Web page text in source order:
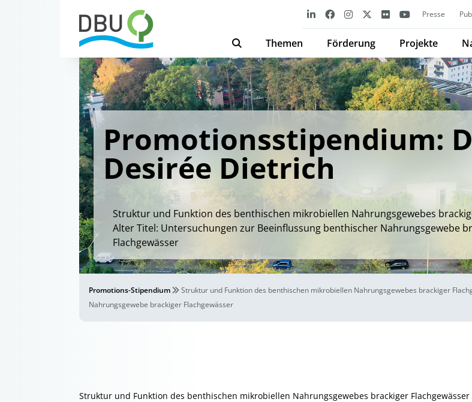
Presse
Themen Förderung Projekte
Promotionsstipendium:
Desirée Dietrich
Struktur und Funktion des benthischen mikrobiellen Nahrungsgewebes
Alter Titel: Untersuchungen zur Beeinflussung benthischer Nahrungsgewebe
Flachgewässer
Promotions-Stipendium
Struktur und Funktion des benthischen mikrobiellen Nahrungsgewebes brackiger
Nahrungsgewebe brackiger Flachgewässer
Struktur und Funktion des benthischen mikrobiellen Nahrungsgewebes brackiger